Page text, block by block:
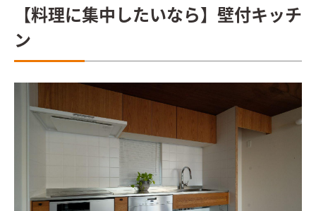
【料理に集中したいなら】壁付キッチ
ン